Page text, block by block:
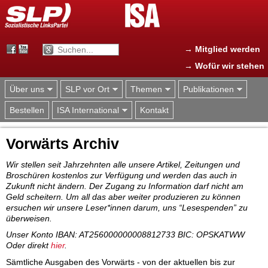
Jump to navigation
→ Mitglied werden
→ Wofür wir stehen
Über uns SLP vor Ort Themen Publikationen
Bestellen ISA International Kontakt
Vorwärts Archiv
Wir stellen seit Jahrzehnten alle unsere Artikel, Zeitungen und
Broschüren kostenlos zur Verfügung und werden das auch in
Zukunft nicht ändern. Der Zugang zu Information darf nicht am
Geld scheitern. Um all das aber weiter produzieren zu können
ersuchen wir unsere Leser*innen darum, uns “Lesespenden” zu
überweisen.
Unser Konto IBAN: AT256000000008812733 BIC: OPSKATWW
Oder direkthier.
Sämtliche Ausgaben des Vorwärts - von der aktuellen bis zur